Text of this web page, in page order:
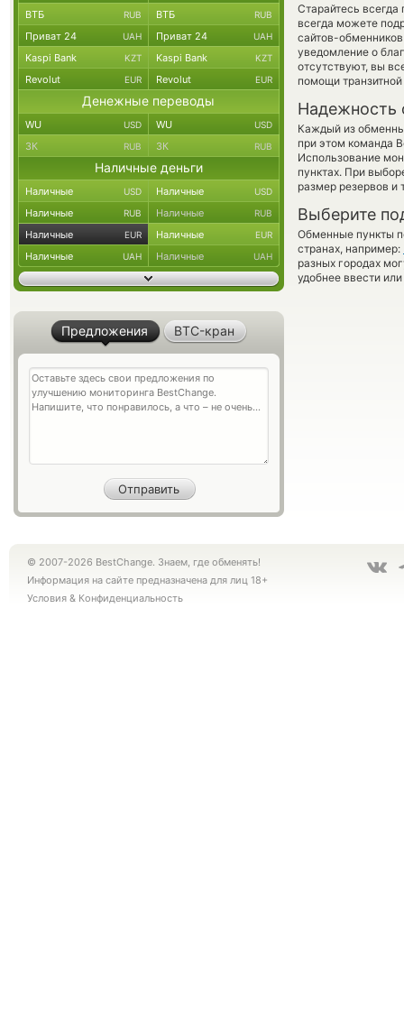
Старайтесь
всегда можете
сайтов-
уведомление о
отсутствуют, вы
помощи
Надежность
Каждый из
при этом команда
Использование
пунктах. При
размер резервов и
Выберите
Обменные пункты
странах, например:
разных городах
удобнее ввести
ВТБ RUB ВТБ RUB
Приват 24 UAH Приват 24 UAH
Kaspi Bank KZT Kaspi Bank KZT
Revolut EUR Revolut EUR
Денежные переводы
WU USD WU USD
ЗК RUB ЗК RUB
Наличные деньги
Наличные USD Наличные USD
Наличные RUB Наличные RUB
Наличные EUR Наличные EUR
Наличные UAH Наличные UAH
Предложения BTC-кран
© 2007-2026 BestChange. Знаем, где обменять!
Информация на сайте предназначена для лиц 18+
Условия & Конфиденциальность